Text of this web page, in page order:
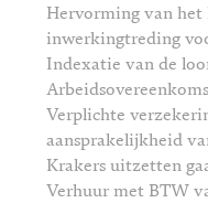
Hervorming van het
inwerkingtreding
Indexatie van de
Verplichte
aansprakelijkheid
Krakers uitzetten
Verhuur met BTW